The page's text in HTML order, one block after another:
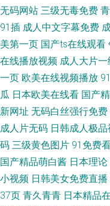
无码网站 三级无毒免费
91插 成人中文字幕免费
美第一页 国产ts在线观看
在线播放视频 成人大片一
一页 欧美在线视频播放
瓜 日本欧美在线看 国产
新网址 无码白丝强行免费
成人片无码 日韩成人极品
码 三级黄色图片 91免费
国产精品萌白酱 日本理论
小视频 日韩美女免费直播
37页 青久青青 日本精品